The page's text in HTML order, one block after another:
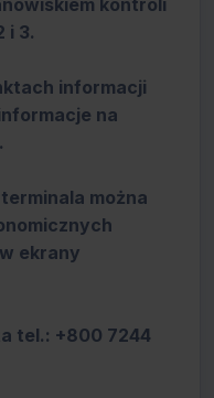
kontroli
i 3.
informacji
na
można
ekrany
tel.: +800 7244